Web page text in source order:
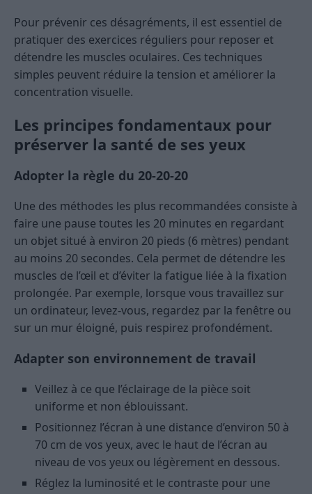
Pour prévenir ces désagréments, il est essentiel de
pratiquer des exercices réguliers pour reposer et
détendre les muscles oculaires. Ces techniques
simples peuvent réduire la tension et améliorer la
concentration visuelle.
Les principes fondamentaux pour
préserver la santé de ses yeux
Adopter la règle du 20-20-20
Une des méthodes les plus recommandées consiste à
faire une pause toutes les 20 minutes en regardant
un objet situé à environ 20 pieds (6 mètres) pendant
au moins 20 secondes. Cela permet de détendre les
muscles de l’œil et d’éviter la fatigue liée à la fixation
prolongée. Par exemple, lorsque vous travaillez sur
un ordinateur, levez-vous, regardez par la fenêtre ou
sur un mur éloigné, puis respirez profondément.
Adapter son environnement de travail
Veillez à ce que l’éclairage de la pièce soit
uniforme et non éblouissant.
Positionnez l’écran à une distance d’environ 50 à
70 cm de vos yeux, avec le haut de l’écran au
niveau de vos yeux ou légèrement en dessous.
Réglez la luminosité et le contraste pour une